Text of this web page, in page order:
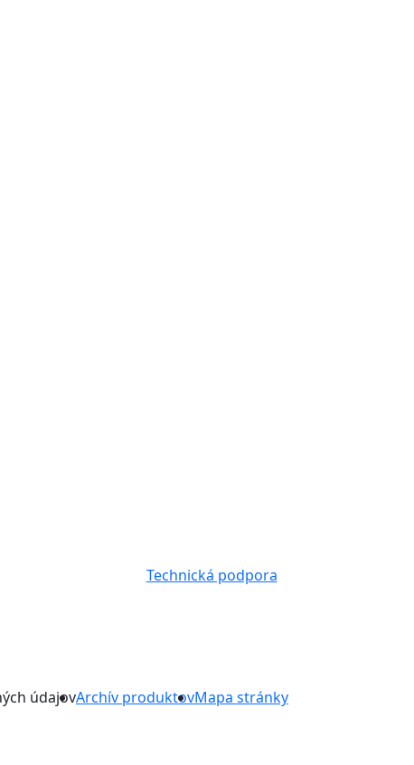
Technická podpora
údajovArchív produktovMapa stránky